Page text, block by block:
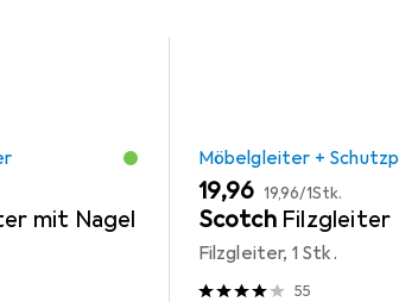
mit Nagel
Möbelgleiter +
EUR
19,96 EUR
19,96/1Stk.
Scotch Filzgleiter
Filzgleiter, 1 Stk.
55